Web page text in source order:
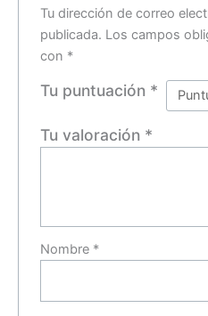
Tu dirección de correo
publicada. Los campos
con *
Tu puntuación *
Tu valoración *
Nombre *